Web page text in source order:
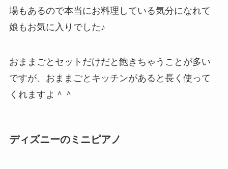
場もあるので本当にお料理している気分になれて
娘もお気に入りでした♪
おままごとセットだけだと飽きちゃうことが多い
ですが、おままごとキッチンがあると長く使って
くれますよ＾＾
ディズニーのミニピアノ